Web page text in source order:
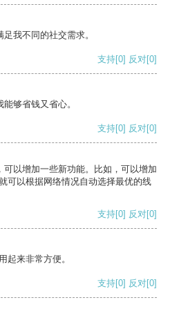
我不同的社交需求。
支持[0] 反对[0]
够省钱又省心。
支持[0] 反对[0]
以增加一些新功能。比如，可以增加
可以根据网络情况自动选择最优的线
支持[0] 反对[0]
起来非常方便。
支持[0] 反对[0]